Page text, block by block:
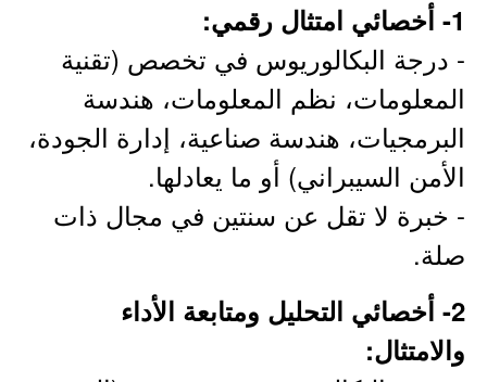
1- أخصائي امتثال رقمي:
- درجة البكالوريوس في تخصص (تقنية
المعلومات، نظم المعلومات، هندسة
البرمجيات، هندسة صناعية، إدارة الجودة،
الأمن السيبراني) أو ما يعادلها.
- خبرة لا تقل عن سنتين في مجال ذات
صلة.
2- أخصائي التحليل ومتابعة الأداء
والامتثال: